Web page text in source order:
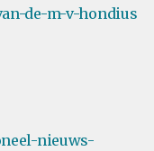
de-m-v-hondius
nieuws-